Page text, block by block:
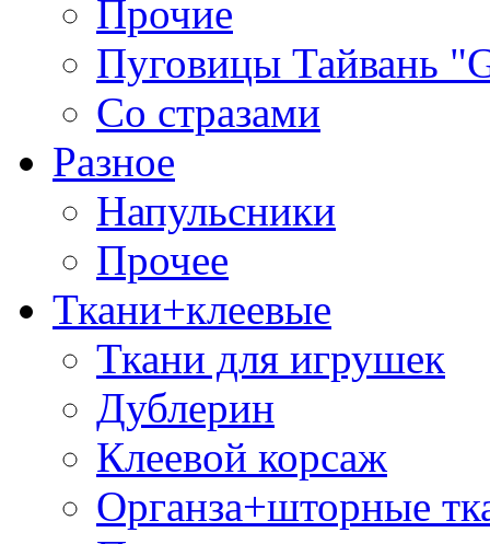
Прочие
Пуговицы Тайвань
Со стразами
Разное
Напульсники
Прочее
Ткани+клеевые
Ткани для игрушек
Дублерин
Клеевой корсаж
Органза+шторные